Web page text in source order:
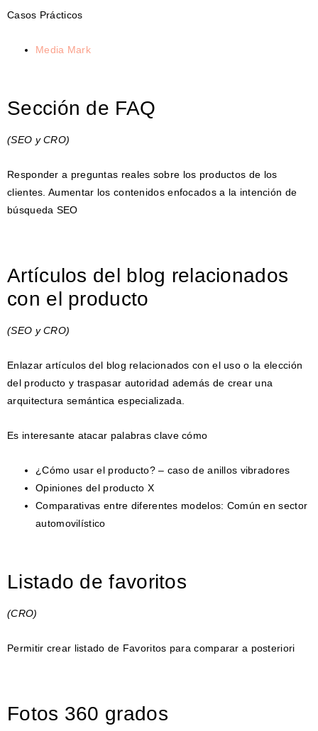
Casos Prácticos
Media Mark
Sección de FAQ
(SEO y CRO)
Responder a preguntas reales sobre los productos de los
clientes. Aumentar los contenidos enfocados a la intención de
búsqueda SEO
Artículos del blog relacionados
con el producto
(SEO y CRO)
Enlazar artículos del blog relacionados con el uso o la elección
del producto y traspasar autoridad además de crear una
arquitectura semántica especializada.
Es interesante atacar palabras clave cómo
¿Cómo usar el producto? – caso de anillos vibradores
Opiniones del producto X
Comparativas entre diferentes modelos: Común en sector
automovilístico
Listado de favoritos
(CRO)
Permitir crear listado de Favoritos para comparar a posteriori
Fotos 360 grados